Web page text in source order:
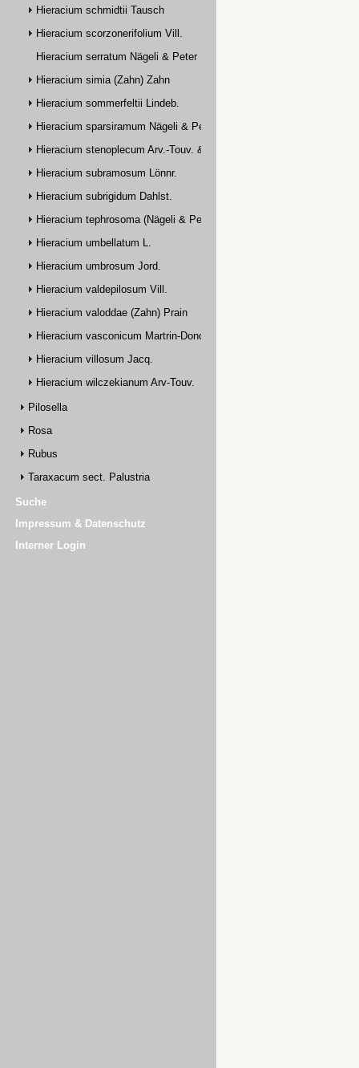
Hieracium schmidtii Tausch
Hieracium scorzonerifolium Vill.
Hieracium serratum Nägeli & Peter
Hieracium simia (Zahn) Zahn
Hieracium sommerfeltii Lindeb.
Hieracium sparsiramum Nägeli & Peter
Hieracium stenoplecum Arv.-Touv. & Huter
Hieracium subramosum Lönnr.
Hieracium subrigidum Dahlst.
Hieracium tephrosoma (Nägeli & Peter) Zahn
Hieracium umbellatum L.
Hieracium umbrosum Jord.
Hieracium valdepilosum Vill.
Hieracium valoddae (Zahn) Prain
Hieracium vasconicum Martrin-Donos
Hieracium villosum Jacq.
Hieracium wilczekianum Arv-Touv.
Pilosella
Rosa
Rubus
Taraxacum sect. Palustria
Suche
Impressum & Datenschutz
Interner Login